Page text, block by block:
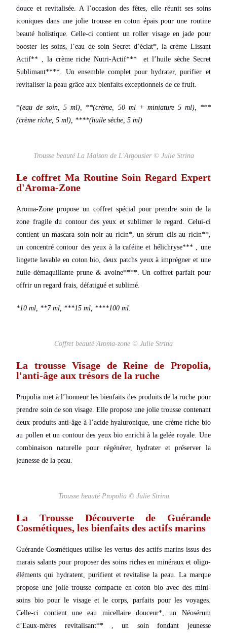
douce et revitalisée. A l’occasion des fêtes, elle réunit ses soins
iconiques dans une jolie trousse en coton épais pour une routine
beauté holistique. Celle-ci contient un roller visage en jade pour
booster les soins, l’eau de soin Secret d’éclat*, la crème Lissant
Actif** , la crème riche Nutri-Actif*** et l’huile sèche Secret
Sublimant****. Un ensemble complet pour hydrater, purifier et
revitaliser la peau grâce aux bienfaits exceptionnels de ce fruit.
*(eau de soin, 5 ml), **(crème, 50 ml + miniature 5 ml), ***
(crème riche, 5 ml), ****(huile sèche, 5 ml)
Trousse beauté La Maison de L'Argousier © Julie Strina
Le coffret Ma Routine Soin Regard Expert
d'Aroma-Zone
Aroma-Zone propose un coffret spécial pour prendre soin de la
zone fragile du contour des yeux et sublimer le regard. Celui-ci
contient un mascara soin noir au ricin*, un sérum cils au ricin**,
un concentré contour des yeux à la caféine et hélichryse*** , une
lingette lavable en coton bio, deux patchs yeux à imprégner et une
huile démaquillante prune & avoine****. Un coffret parfait pour
offrir un regard frais, défatigué et sublimé.
*10 ml, **7 ml, ***15 ml, ****100 ml.
Coffret beauté Aroma-zone © Julie Strina
La trousse Visage de Reine de Propolia,
l'anti-âge aux trésors de la ruche
Propolia met à l’honneur les bienfaits des produits de la ruche pour
prendre soin de son visage. Elle propose une jolie trousse contenant
deux produits anti-âge à l’acide hyaluronique,unecrème riche bio
au pollen et un contour des yeux bio enrichi à la gelée royale. Une
combinaison naturelle pour régénérer, hydrater et préserver la
jeunesse de la peau.
Trousse beauté Propolia © Julie Strina
La Trousse Découverte de Guérande
Cosmétiques, les bienfaits des actifs marins
Guérande Cosmétiques utilise les vertus des actifs marins issus des
marais salants pour proposer des soins riches en minéraux et oligo-
éléments qui hydratent, purifient et revitalise la peau. La marque
propose une jolie trousse compacte en coton bio avec des mini-
soins bio pour le visage et le corps, parfaits pour les voyages.
Celle-ci contient une eau micellaire douceur*, un Néosérum
d’Eaux-mères revitalisant** , un soin fondant jeunesse